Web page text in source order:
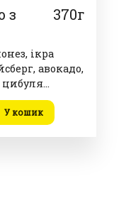
з
370г
ікра
авокадо,
цибуля
У кошик